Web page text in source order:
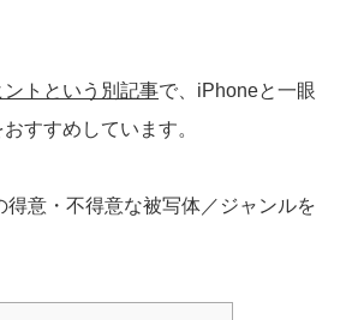
トという別記事で、iPhoneと一眼
すすめしています。
得意・不得意な被写体／ジャンルを